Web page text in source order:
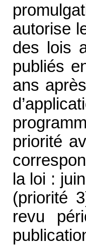
autorise
des lois
publiés
ans
priorité
la loi :
(priorité
revu